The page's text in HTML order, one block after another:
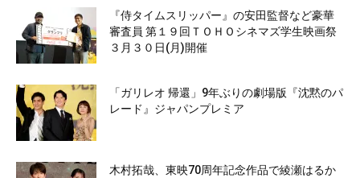
『侍タイムスリッパー』の安田監督など豪華
審査員 第１９回ＴＯＨＯシネマズ学生映画祭
３月３０日(月)開催
「ガリレオ 帰還」9年ぶりの劇場版『沈黙のパ
レード』ジャパンプレミア
木村拓哉、東映70周年記念作品で綾瀬はるか